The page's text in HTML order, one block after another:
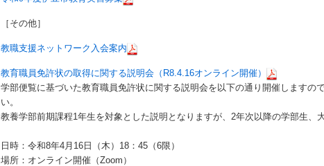
［その他］
教職支援ネットワーク入会案内
教育職員免許状の取得に関する説明会（R8.4.16オンライン開催）
学部便覧に基づいた教育職員免許状に関する説明会を以下の通り開催しますの
い。
教養学部前期課程1年生を対象とした説明となりますが、2年次以降の学部生、
日時：令和8年4月16日（木）18：45（6限）
場所：オンライン開催（Zoom）